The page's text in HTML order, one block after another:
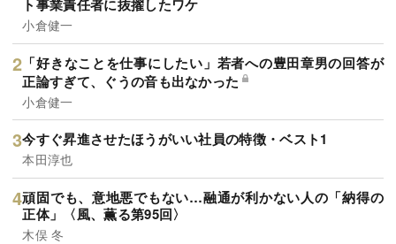
ト事業責任者に抜擢したワケ
小倉健一
「好きなことを仕事にしたい」若者への豊田章男の回答が
正論すぎて、ぐうの音も出なかった
小倉健一
今すぐ昇進させたほうがいい社員の特徴・ベスト1
本田淳也
頑固でも、意地悪でもない…融通が利かない人の「納得の
正体」〈風、薫る第95回〉
木俣 冬